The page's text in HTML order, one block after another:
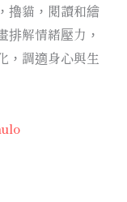
擼貓，閱讀和繪
排解情緒壓力，
，調適身心與生